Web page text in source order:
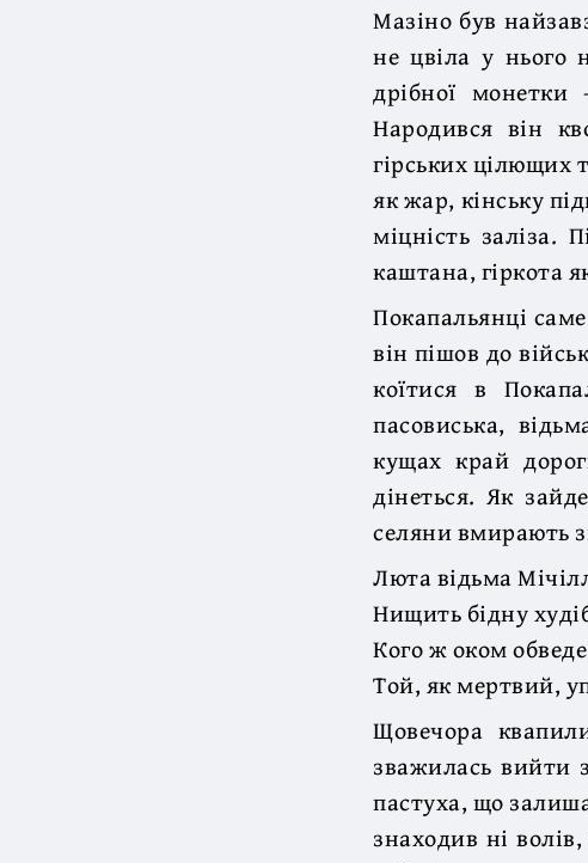
Мазіно був
не цвіла у нього
дрібної
Народився він
гірських цілющих
як жар, кінську
міцність заліза.
каштана, гіркота
Покапальянці
він пішов до
коїтися в
пасовиська,
кущах край
дінеться. Як
селяни вмирають
Люта відьма
Нищить бідну
Кого ж оком
Той, як мертвий,
Щовечора
зважилась вийти
пастуха, що
знаходив ні